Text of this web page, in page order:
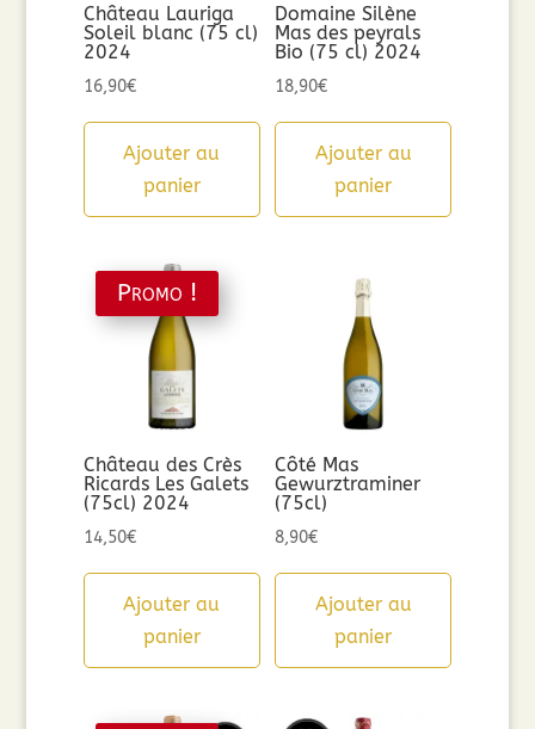
Château Lauriga
Soleil blanc (75 cl)
2024
16,90€
Ajouter au
panier
Domaine Silène
Mas des peyrals
Bio (75 cl) 2024
18,90€
Ajouter au
panier
Promo !
Château des Crès
Ricards Les Galets
(75cl) 2024
14,50€
Ajouter au
panier
Côté Mas
Gewurztraminer
(75cl)
8,90€
Ajouter au
panier